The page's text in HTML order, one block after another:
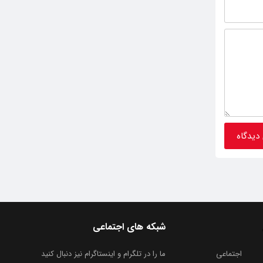
شبکه های اجتماعی
ما را در تلگرام و اینستاگرام نیز دنبال کنید اجتماعی